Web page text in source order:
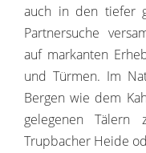
auch in den tiefer
Partnersuche
auf markanten
und Türmen. Im
Bergen wie dem
gelegenen
Trupbacher Heide